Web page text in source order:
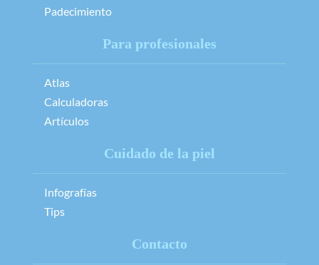
Padecimiento
Para profesionales
Atlas
Calculadoras
Artículos
Cuidado de la piel
Infografías
Tips
Contacto